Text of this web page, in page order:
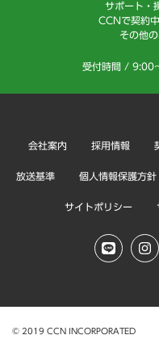
サポート・
CCNで契約
その他
受付時間 / 9:00
会社案内 採用情報
放送基準 個人情報保護方針
サイトポリシー
© 2019 CCN INCORPORATED